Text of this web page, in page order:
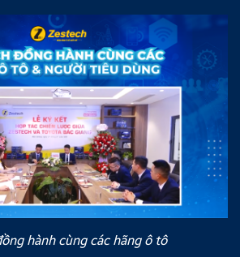
hành cùng các hãng ô tô